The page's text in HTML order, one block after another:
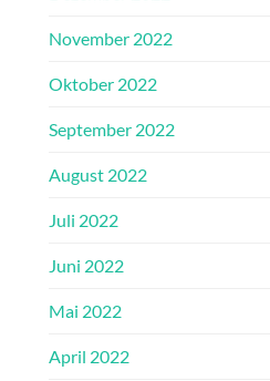
November 2022
Oktober 2022
September 2022
August 2022
Juli 2022
Juni 2022
Mai 2022
April 2022